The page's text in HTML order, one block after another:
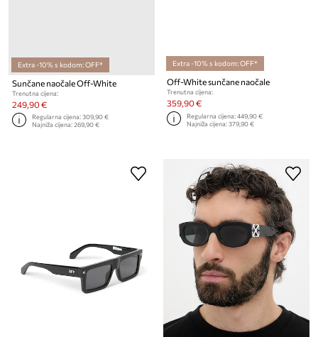
Extra -10% s kodom: OFF*
Sunčane naočale Off-White
Trenutna cijena:
249,90 €
Regularna cijena:309,90 €
Najniža cijena:269,90 €
Extra -10% s kodom: OFF*
Off-White sunčane naočale
Trenutna cijena:
359,90 €
Regularna cijena:449,90 €
Najniža cijena:379,90 €